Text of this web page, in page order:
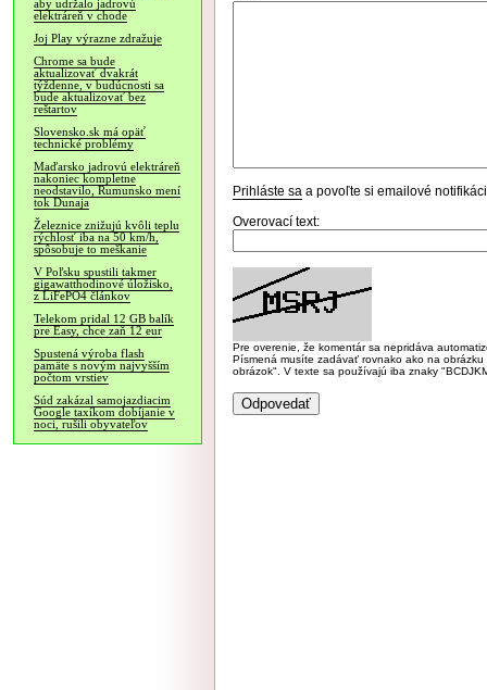
aby udržalo jadrovú
elektráreň v chode
Joj Play výrazne zdražuje
Chrome sa bude
aktualizovať dvakrát
týždenne, v budúcnosti sa
bude aktualizovať bez
reštartov
Slovensko.sk má opäť
technické problémy
Maďarsko jadrovú elektráreň
nakoniec kompletne
neodstavilo, Rumunsko mení
tok Dunaja
Železnice znižujú kvôli teplu
rýchlosť iba na 50 km/h,
spôsobuje to meškanie
V Poľsku spustili takmer
gigawatthodinové úložisko,
z LiFePO4 článkov
Telekom pridal 12 GB balík
pre Easy, chce zaň 12 eur
Spustená výroba flash
pamäte s novým najvyšším
počtom vrstiev
Súd zakázal samojazdiacim
Google taxíkom dobíjanie v
noci, rušili obyvateľov
Prihláste sa a povoľte si emailové
Overovací text:
Pre overenie, že komentár sa nepridáva
Písmená musíte zadávať rovnako ako na
obrázok". V texte sa používajú iba znaky